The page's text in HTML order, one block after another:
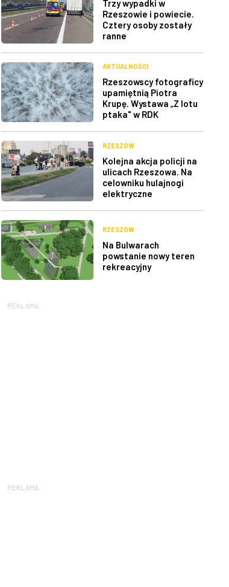
Trzy wypadki w
Rzeszowie i powiecie.
Cztery osoby zostały
ranne
AKTUALNOŚCI
Rzeszowscy fotograficy
upamiętnią Piotra
Krupę. Wystawa „Z lotu
ptaka" w RDK
RZESZÓW
Kolejna akcja policji na
ulicach Rzeszowa. Na
celowniku hulajnogi
elektryczne
RZESZÓW
Na Bulwarach
powstanie nowy teren
rekreacyjny
REKLAMA
REKLAMA